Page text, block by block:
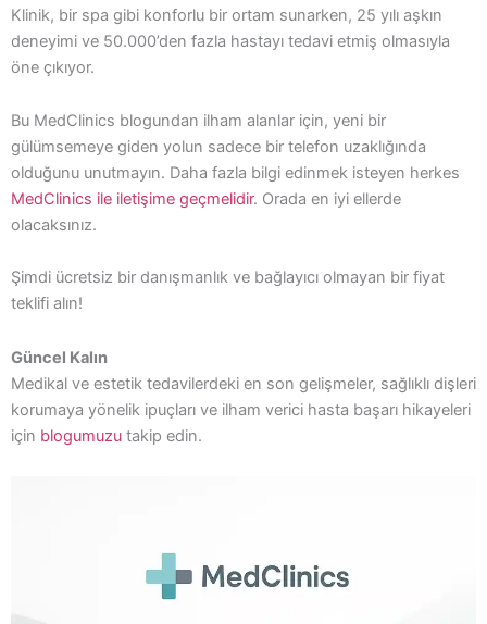
Klinik, bir spa gibi konforlu bir ortam sunarken, 25 yılı aşkın
deneyimi ve 50.000’den fazla hastayı tedavi etmiş olmasıyla
öne çıkıyor.
Bu MedClinics blogundan ilham alanlar için, yeni bir
gülümsemeye giden yolun sadece bir telefon uzaklığında
olduğunu unutmayın. Daha fazla bilgi edinmek isteyen herkes
MedClinics ile iletişime geçmelidir. Orada en iyi ellerde
olacaksınız.
Şimdi ücretsiz bir danışmanlık ve bağlayıcı olmayan bir fiyat
teklifi alın!
Güncel Kalın
Medikal ve estetik tedavilerdeki en son gelişmeler, sağlıklı dişleri
korumaya yönelik ipuçları ve ilham verici hasta başarı hikayeleri
için blogumuzu takip edin.